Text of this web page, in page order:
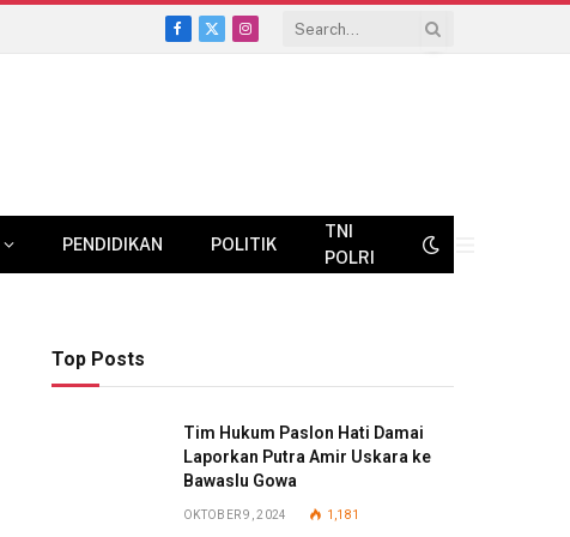
Facebook
X
Instagram
PENDIDIKAN POLITIK
TNI
POLRI
Top Posts
Tim Hukum Paslon Hati Damai
Laporkan Putra Amir Uskara ke
Bawaslu Gowa
OKTOBER 9, 2024 1,181